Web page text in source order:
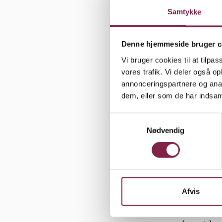
Samtykke
Denne hjemmeside bruger
Vi bruger cookies til at
vores trafik. Vi deler også
annonceringspartnere og
dem, eller som de har
v
Nødvendig
Afvis
klubben.
"De ville
opvækst
rigtigt
alle
forsvarligt,
var nogle
der skulle
vi måtte
viste det
han ofte
ham, at